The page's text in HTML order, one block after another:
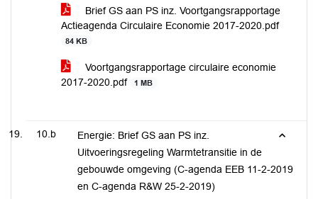
Brief GS aan PS inz. Voortgangsrapportage
Actieagenda Circulaire Economie 2017-2020.pdf
84 KB
Voortgangsrapportage circulaire economie
2017-2020.pdf
1 MB
10.b
Energie: Brief GS aan PS inz.
Uitvoeringsregeling Warmtetransitie in de
gebouwde omgeving (C-agenda EEB 11-2-2019
en C-agenda R&W 25-2-2019)